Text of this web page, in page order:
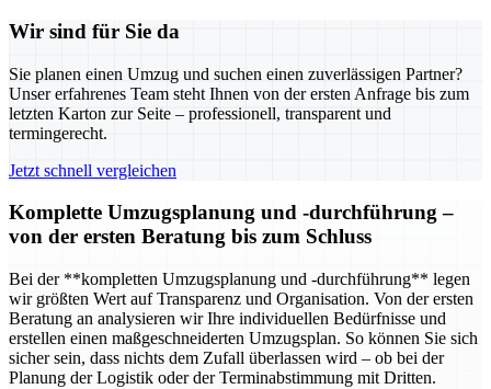
Wir sind für Sie da
Sie planen einen Umzug und suchen einen zuverlässigen Partner?
Unser erfahrenes Team steht Ihnen von der ersten Anfrage bis zum
letzten Karton zur Seite – professionell, transparent und
termingerecht.
Jetzt schnell vergleichen
Komplette Umzugsplanung und -durchführung –
von der ersten Beratung bis zum Schluss
Bei der **kompletten Umzugsplanung und -durchführung** legen
wir größten Wert auf Transparenz und Organisation. Von der ersten
Beratung an analysieren wir Ihre individuellen Bedürfnisse und
erstellen einen maßgeschneiderten Umzugsplan. So können Sie sich
sicher sein, dass nichts dem Zufall überlassen wird – ob bei der
Planung der Logistik oder der Terminabstimmung mit Dritten.